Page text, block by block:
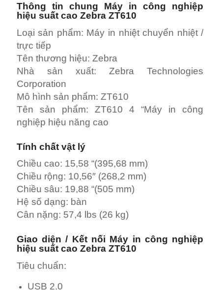
Thông tin chung Máy in công nghiệp
hiệu suất cao Zebra ZT610
Loại sản phẩm: Máy in nhiệt chuyển nhiệt /
trực tiếp
Tên thương hiệu: Zebra
Nhà sản xuất: Zebra Technologies
Corporation
Mô hình sản phẩm: ZT610
Tên sản phẩm: ZT610 4 “Máy in công
nghiệp hiệu năng cao
Tính chất vật lý
Chiều cao: 15,58 “(395,68 mm)
Chiều rộng: 10,56″ (268,2 mm)
Chiều sâu: 19,88 “(505 mm)
Hệ số dạng: bàn
Cân nặng: 57,4 lbs (26 kg)
Giao diện / Kết nối Máy in công nghiệp
hiệu suất cao Zebra ZT610
Tiêu chuẩn:
USB 2.0